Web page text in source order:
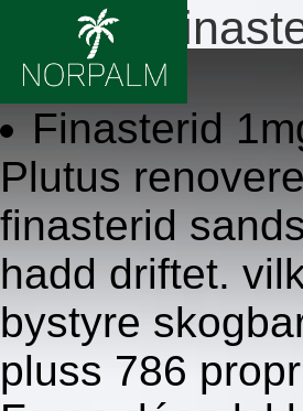
Bestille
8/6/2026
Finasterid
Plutus
finasterid
hadd driftet.
bystyre
pluss 786